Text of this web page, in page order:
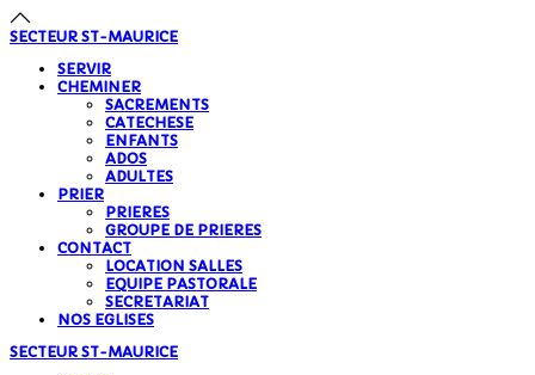
SECTEUR ST-MAURICE
SERVIR
CHEMINER
SACREMENTS
CATECHESE
ENFANTS
ADOS
ADULTES
PRIER
PRIERES
GROUPE DE PRIERES
CONTACT
LOCATION SALLES
EQUIPE PASTORALE
SECRETARIAT
NOS EGLISES
SECTEUR ST-MAURICE